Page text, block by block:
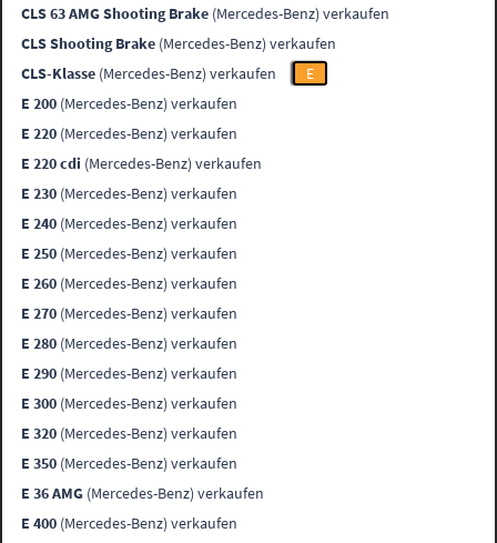
CLS 63 AMG Shooting Brake (Mercedes-Benz) verkaufen
CLS Shooting Brake (Mercedes-Benz) verkaufen
CLS-Klasse (Mercedes-Benz) verkaufen
E
E 200 (Mercedes-Benz) verkaufen
E 220 (Mercedes-Benz) verkaufen
E 220 cdi (Mercedes-Benz) verkaufen
E 230 (Mercedes-Benz) verkaufen
E 240 (Mercedes-Benz) verkaufen
E 250 (Mercedes-Benz) verkaufen
E 260 (Mercedes-Benz) verkaufen
E 270 (Mercedes-Benz) verkaufen
E 280 (Mercedes-Benz) verkaufen
E 290 (Mercedes-Benz) verkaufen
E 300 (Mercedes-Benz) verkaufen
E 320 (Mercedes-Benz) verkaufen
E 350 (Mercedes-Benz) verkaufen
E 36 AMG (Mercedes-Benz) verkaufen
E 400 (Mercedes-Benz) verkaufen